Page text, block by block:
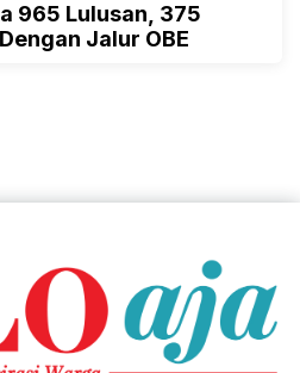
965 Lulusan, 375
Jalur OBE